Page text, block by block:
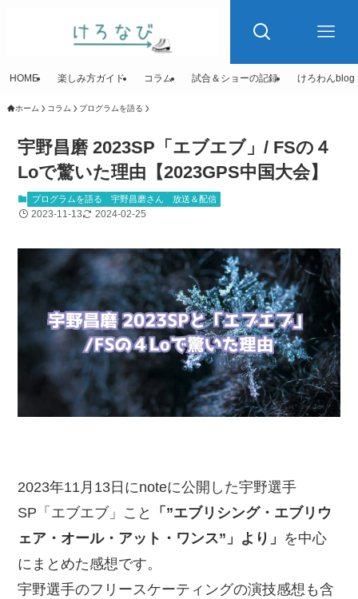
HOME 楽しみ方ガイド コラム 試合＆ショーの記録 けろわんblog
ホーム コラム プログラムを語る
宇野昌磨 2023SP「エブエブ」/ FSの４
Loで驚いた理由【2023GPS中国大会】
プログラムを語る 宇野昌磨さん 放送＆配信
2023-11-13 2024-02-25
2023年11月13日にnoteに公開した宇野選手
SP「エブエブ」こと
「”エブリシング・エブリウ
ェア・オール・アット・ワンス”」より」 を中心
にまとめた感想です。
宇野選手のフリースケーティングの演技感想も含